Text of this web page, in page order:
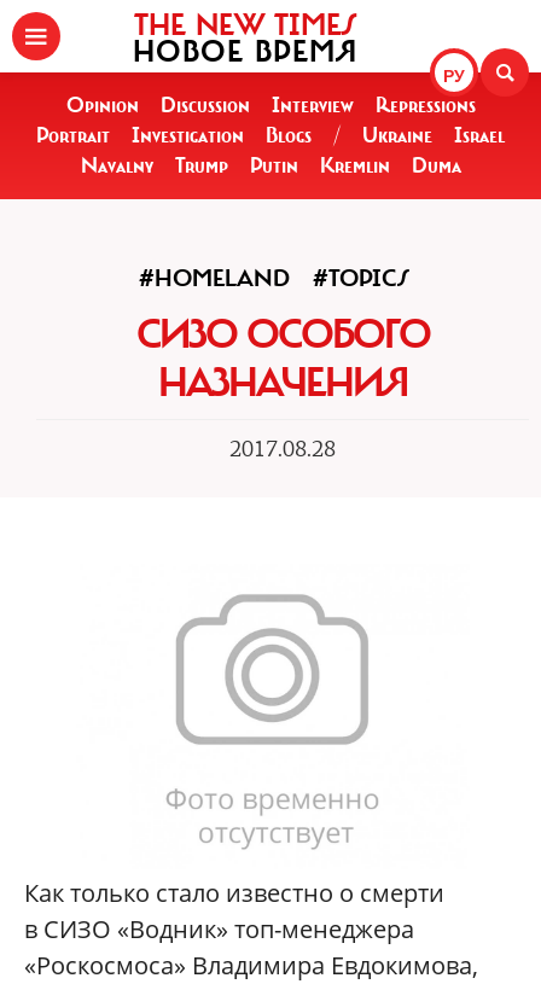
РУ
THE NEW TIMES
НОВОЕ ВРЕМЯ
Opinion Discussion Interview
Repressions
Portrait
Investigation Blogs / Ukraine
Israel
Navalny
Trump Putin Kremlin Duma
#HOMELAND #TOPICS
СИЗО ОСОБОГО
НАЗНАЧЕНИЯ
2017.08.28
Как только стало известно о смерти
в СИЗО «Водник» топ-менеджера
«Роскосмоса» Владимира Евдокимова,